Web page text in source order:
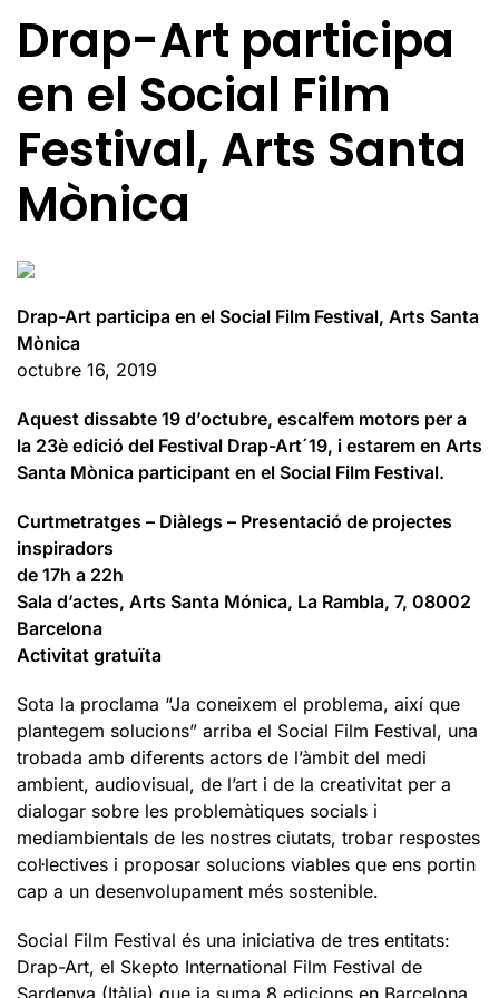
Drap-Art participa
en el Social Film
Festival, Arts Santa
Mònica
Drap-Art participa en el Social Film Festival, Arts Santa
Mònica
octubre 16, 2019
Aquest dissabte 19 d’octubre, escalfem motors per a
la 23è edició del Festival Drap-Art´19, i estarem en Arts
Santa Mònica participant en el Social Film Festival.
Curtmetratges – Diàlegs – Presentació de projectes
inspiradors
de 17h a 22h
Sala d’actes, Arts Santa Mónica, La Rambla, 7, 08002
Barcelona
Activitat gratuïta
Sota la proclama “Ja coneixem el problema, així que
plantegem solucions” arriba el Social Film Festival, una
trobada amb diferents actors de l’àmbit del medi
ambient, audiovisual, de l’art i de la creativitat per a
dialogar sobre les problemàtiques socials i
mediambientals de les nostres ciutats, trobar respostes
col·lectives i proposar solucions viables que ens portin
cap a un desenvolupament més sostenible.
Social Film Festival és una iniciativa de tres entitats:
Drap-Art, el Skepto International Film Festival de